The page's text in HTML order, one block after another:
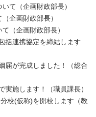
て（企画財政部長）
企画財政部長）
（企画財政部長）
括連携協定を締結します
届が完成しました！（総合
実施します！（職員課長）
校(仮称)を開校します（教